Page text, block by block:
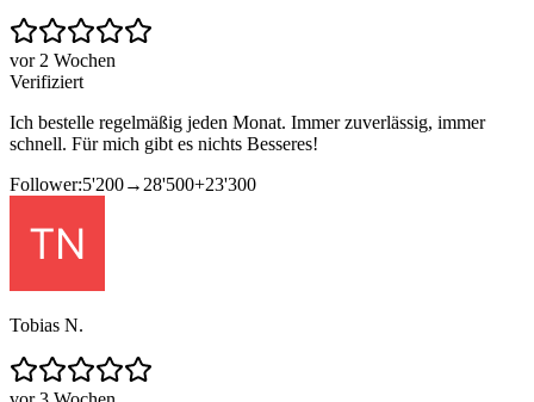
vor 2 Wochen
Verifiziert
Ich bestelle regelmäßig jeden Monat. Immer zuverlässig, immer
schnell. Für mich gibt es nichts Besseres!
Follower:5'200→ 28'500+23'300
Tobias N.